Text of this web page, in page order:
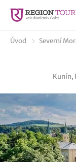
Úvod Severní
Kunín,